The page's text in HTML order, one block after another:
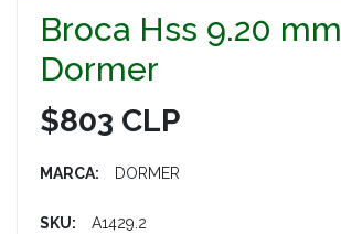
Broca Hss 9.20 mm
Dormer
$803 CLP
MARCA: DORMER
SKU: A1429.2